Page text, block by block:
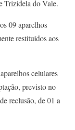
Trizidela do Vale.
09 aparelhos
restituídos aos
celulares
previsto no
reclusão, de 01 a